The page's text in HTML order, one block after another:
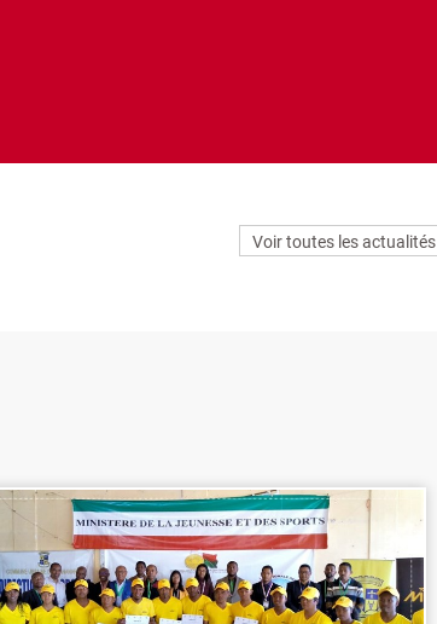
Voir toutes les actualités